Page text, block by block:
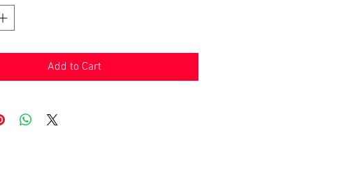
Add to Cart